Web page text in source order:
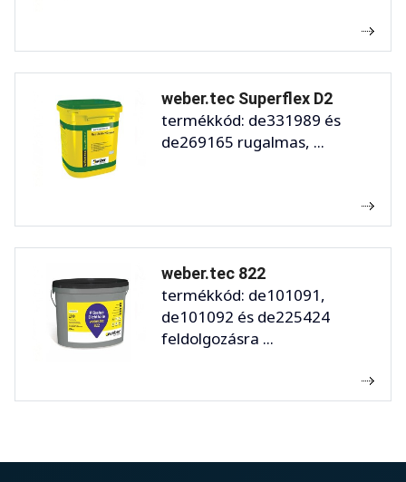
weber.tec Superflex D2
termékkód: de331989 és
de269165 rugalmas, ...
weber.tec 822
termékkód: de101091,
de101092 és de225424
feldolgozásra ...